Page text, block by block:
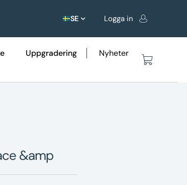
SE Logga in
Uppgradering
Nyheter
&amp